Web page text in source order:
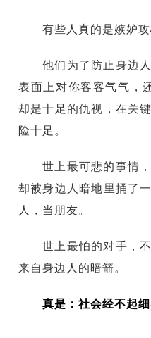
有些人真的是嫉妒
他们为了防止身边
表面上对你客客气气，
却是十足的仇视，在关
险十足。
世上最可悲的事情
却被身边人暗地里捅了
人，当朋友。
世上最怕的对手，
来自身边人的暗箭。
真是：社会经不起